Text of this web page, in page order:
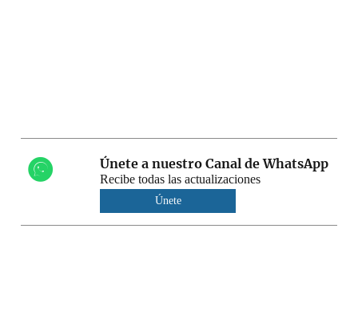
Únete a nuestro Canal de WhatsApp
Recibe todas las actualizaciones
Únete